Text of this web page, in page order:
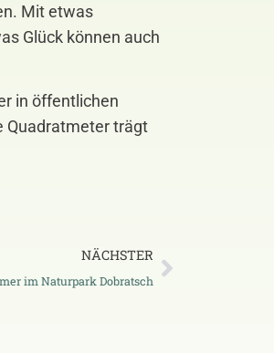
Mit etwas
Glück können auch
in öffentlichen
Quadratmeter trägt
NÄCHSTER
im Naturpark Dobratsch